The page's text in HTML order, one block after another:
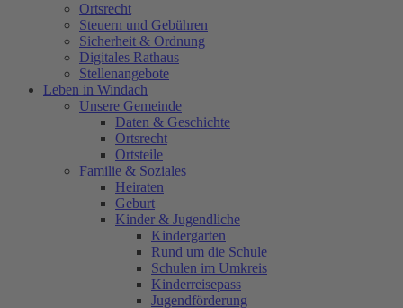
Ortsrecht
Steuern und Gebühren
Sicherheit & Ordnung
Digitales Rathaus
Stellenangebote
Leben in Windach
Unsere Gemeinde
Daten & Geschichte
Ortsrecht
Ortsteile
Familie & Soziales
Heiraten
Geburt
Kinder & Jugendliche
Kindergarten
Rund um die Schule
Schulen im Umkreis
Kinderreisepass
Jugendförderung